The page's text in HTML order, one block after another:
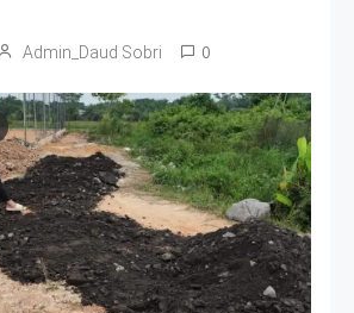
Admin_Daud Sobri 0